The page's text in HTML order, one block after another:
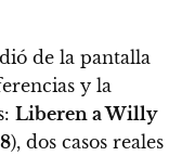
de la pantalla
y la
Liberen a Willy
), dos casos reales